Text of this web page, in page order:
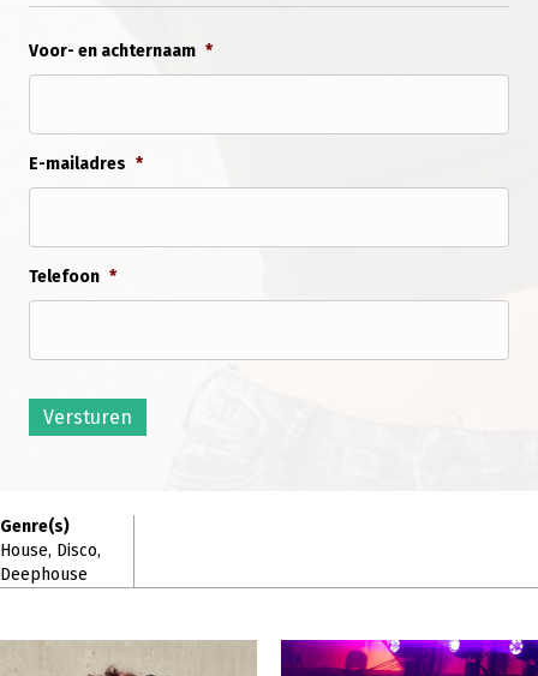
Voor- en achternaam *
E-mailadres *
Telefoon *
Versturen
Genre(s)
House, Disco,
Deephouse